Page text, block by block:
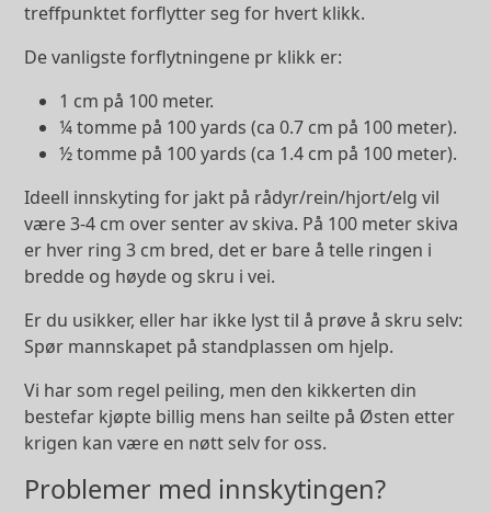
treffpunktet forflytter seg for hvert klikk.
De vanligste forflytningene pr klikk er:
1 cm på 100 meter.
¼ tomme på 100 yards (ca 0.7 cm på 100 meter).
½ tomme på 100 yards (ca 1.4 cm på 100 meter).
Ideell innskyting for jakt på rådyr/rein/hjort/elg vil
være 3-4 cm over senter av skiva. På 100 meter skiva
er hver ring 3 cm bred, det er bare å telle ringen i
bredde og høyde og skru i vei.
Er du usikker, eller har ikke lyst til å prøve å skru selv:
Spør mannskapet på standplassen om hjelp.
Vi har som regel peiling, men den kikkerten din
bestefar kjøpte billig mens han seilte på Østen etter
krigen kan være en nøtt selv for oss.
Problemer med innskytingen?